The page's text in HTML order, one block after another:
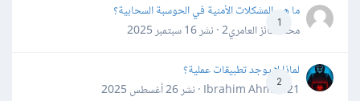
1
ما هي المشكلات الأمنية في الحوسبة السحابية؟
محمد فائز العامري2 · نشر
16 سبتمبر 2025
2
لماذا لا يوجد تطبيقات عملية؟
Ibrahim Ahmed21 · نشر
26 أغسطس 2025